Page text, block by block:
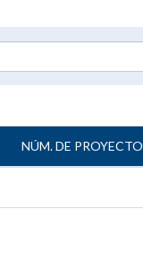
NÚM. DE PROYECTO